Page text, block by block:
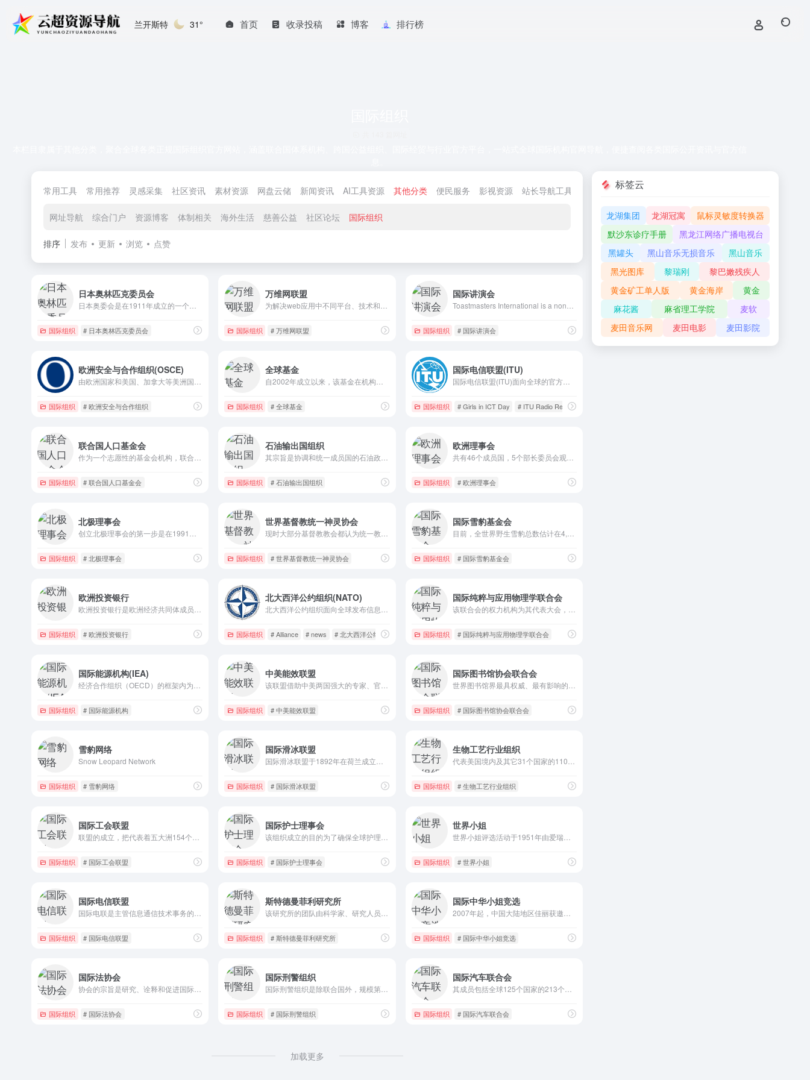
兰开斯特 31° 首页 收录投稿 博客 排行榜
常用工具 常用推荐 灵感采集 社区资讯 素材资源 网盘云储 新闻资讯 AI工具资源 其他分类 便民服务 影视资源 站长导航工具 学习资源 支付网银
网址导航 综合门户 资源博客 体制相关 海外生活 慈善公益 社区论坛 国际组织
排序 发布 更新 浏览 点赞
日本奥林匹克委员会
国际组织 # 日本奥林匹克委员会
万维网联盟
国际组织 # 万维网联盟
国际讲演会
国际组织 # 国际讲演会
欧洲安全与合作组织(OSCE)
国际组织 # 欧洲安全与合作组织
全球基金
国际组织 # 全球基金
国际电信联盟(ITU)
国际电信联盟(ITU)面向全球的官方信息平台，旨在推动全球通信领域的发展、信息共享与国际合作，对全球通信行业有着重要意义
国际组织 # Girls in ICT Day # ITU Radio Regulations (2024)
联合国人口基金会
国际组织 # 联合国人口基金会
石油输出国组织
国际组织 # 石油输出国组织
欧洲理事会
国际组织 # 欧洲理事会
北极理事会
国际组织 # 北极理事会
世界基督教统一神灵协会
国际组织 # 世界基督教统一神灵协会
国际雪豹基金会
国际组织 # 国际雪豹基金会
欧洲投资银行
国际组织 # 欧洲投资银行
北大西洋公约组织(NATO)
国际组织 # Alliance # news # 北大西洋公约组织
国际纯粹与应用物理学联合会
国际组织 # 国际纯粹与应用物理学联合会
国际能源机构(IEA)
国际组织 # 国际能源机构
中美能效联盟
国际组织 # 中美能效联盟
国际图书馆协会联合会
国际组织 # 国际图书馆协会联合会
雪豹网络
Snow Leopard Network
国际组织 # 雪豹网络
国际滑冰联盟
国际组织 # 国际滑冰联盟
生物工艺行业组织
国际组织 # 生物工艺行业组织
国际工会联盟
国际组织 # 国际工会联盟
国际护士理事会
国际组织 # 国际护士理事会
世界小姐
世界小姐评选活动于1951年由爱瑞克·莫里（Eric Morley）在英国南岸（South Bank）创立
国际组织 # 世界小姐
国际电信联盟
国际组织 # 国际电信联盟
斯特德曼菲利研究所
国际组织 # 斯特德曼菲利研究所
国际中华小姐竞选
国际组织 # 国际中华小姐竞选
国际法协会
国际组织 # 国际法协会
国际刑警组织
国际组织 # 国际刑警组织
国际汽车联合会
国际组织 # 国际汽车联合会
加载更多
标签云
龙湖集团 龙湖冠寓
鼠标灵敏度转换器
默沙东诊疗手册
黑龙江网络广播电视台
黑罐头
黑山音乐无损音乐
黑山音乐
黑光图库
黎瑞刚
黎巴嫩残疾人
黄金矿工单人版
黄金海岸
黄金
麻花酱
麻省理工学院
麦软
麦田音乐网
麦田电影 麦田影院